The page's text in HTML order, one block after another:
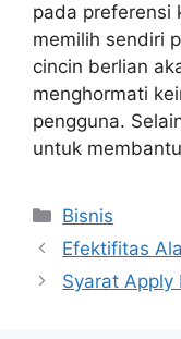
pada preferensi
memilih sendiri
cincin berlian
menghormati
pengguna.
untuk
Categories
Bisnis
Efektifitas
Syarat Apply